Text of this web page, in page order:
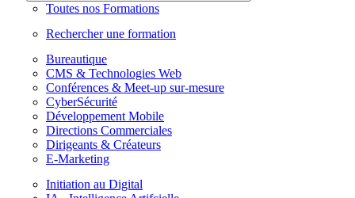
Toutes nos Formations
Rechercher une formation
Bureautique
CMS & Technologies Web
Conférences & Meet-up sur-mesure
CyberSécurité
Développement Mobile
Directions Commerciales
Dirigeants & Créateurs
E-Marketing
Initiation au Digital